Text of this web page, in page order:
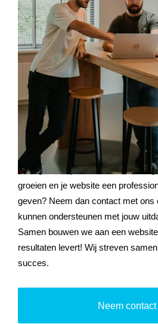
Kies voor RB-Media voor
kick-off en strategiegesprek leren
doelgroep kennen. Vervolgens
en het grafische ontwerp, waarna
technische ontwikkeling op zich
een grondige test onderwerpt om
garanderen. Na de oplevering en
website, kunnen we ook een
om leads te genereren.
Zoek je een specialist in Goirle die
groeien en je website een
geven? Neem dan contact met ons
kunnen ondersteunen met jouw
Samen bouwen we aan een
resultaten levert! Wij streven
succes.
Neem